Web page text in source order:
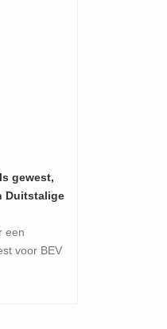
gewest,
Duitstalige
een
voor BEV